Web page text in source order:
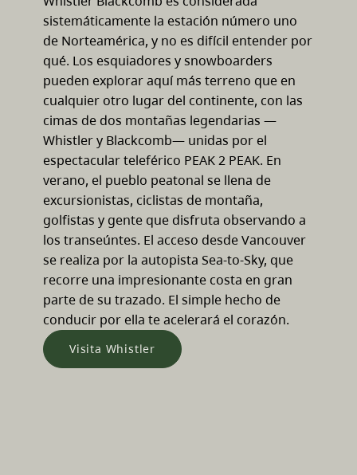
sistemáticamente la estación número uno
de Norteamérica, y no es difícil entender por
qué. Los esquiadores y snowboarders
pueden explorar aquí más terreno que en
cualquier otro lugar del continente, con las
cimas de dos montañas legendarias —
Whistler y Blackcomb— unidas por el
espectacular teleférico PEAK 2 PEAK. En
verano, el pueblo peatonal se llena de
excursionistas, ciclistas de montaña,
golfistas y gente que disfruta observando a
los transeúntes. El acceso desde Vancouver
se realiza por la autopista Sea-to-Sky, que
recorre una impresionante costa en gran
parte de su trazado. El simple hecho de
conducir por ella te acelerará el corazón.
Visita Whistler